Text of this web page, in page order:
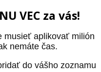
VEC za vás!
musieť aplikovať milión
nemáte čas.
do vášho zoznamu